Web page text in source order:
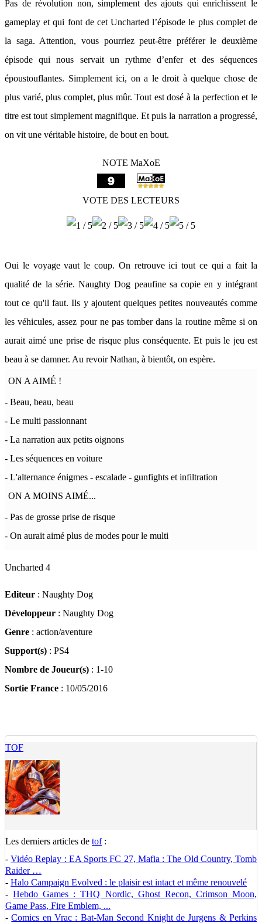
Pas de révolution non, simplement des ajouts qui enrichissent le
gameplay et qui font de cet Uncharted l’épisode le plus complet de
la saga. Attention, vous pourriez peut-être préférer le deuxième
épisode qui nous servait un rythme d’enfer et des séquences
époustouflantes. Simplement ici, on a le droit à quelque chose de
plus varié, plus complet, plus mûr. Tout est dosé à la perfection et le
titre est tout simplement magnifique. Et puis la narration a progressé,
on vit une véritable histoire, de bout en bout.
NOTE MaXoE
VOTE DES LECTEURS
Oui le voyage vaut le coup. On retrouve ici tout ce qui a fait la
qualité de la série. Naughty Dog peaufine sa copie en y intégrant
tout ce qu'il faut. Ils y ajoutent quelques petites nouveautés comme
les véhicules, assez pour ne pas tomber dans la routine même si on
aurait aimé une prise de risque plus conséquente. Et puis le jeu est
beau à se damner. Au revoir Nathan, à bientôt, on espère.
ON A AIMÉ !
- Beau, beau, beau
- Le multi passionnant
- La narration aux petits oignons
- Les séquences en voiture
- L'alternance énigmes - escalade - gunfights et infiltration
ON A MOINS AIMÉ...
- Pas de grosse prise de risque
- On aurait aimé plus de modes pour le multi
Uncharted 4
Editeur : Naughty Dog
Développeur : Naughty Dog
Genre : action/aventure
Support(s) : PS4
Nombre de Joueur(s) : 1-10
Sortie France : 10/05/2016
TOF
Les derniers articles de tof:
-Vidéo Replay : EA Sports FC 27, Mafia : The Old Country, Tomb
Raider …
- Halo Campaign Evolved : le plaisir est intact et même renouvelé
-Hebdo Games : THQ Nordic, Ghost Recon, Crimson Moon,
Game Pass, Fire Emblem, ...
-Comics en Vrac : Bat-Man Second Knight de Jurgens & Perkins